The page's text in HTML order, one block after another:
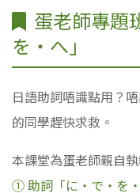
蛋老師專題
を・へ」
日語助詞唔識點用？
的同學趕快求救。
本課堂為蛋老師親自
① 助詞「に・で・を・